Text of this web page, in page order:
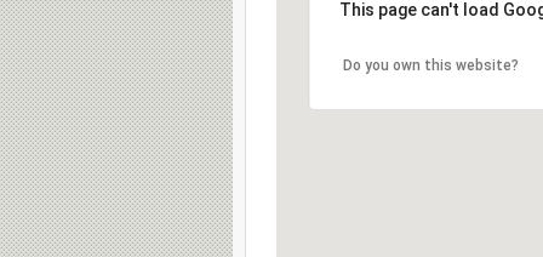
This page can't load
Do you own this website?